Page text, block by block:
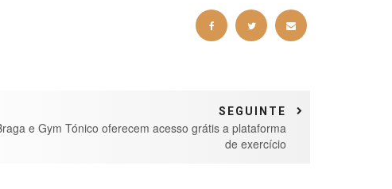
SEGUINTE
e Gym Tónico oferecem acesso grátis a plataforma
de exercício